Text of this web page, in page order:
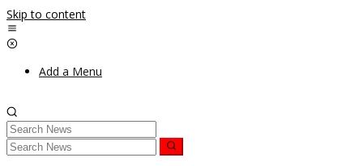
Skip to content
Add a Menu